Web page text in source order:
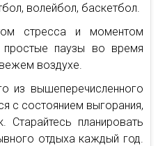
волейбол, баскетбол.
стресса и моментом
простые паузы во время
воздухе.
из вышеперечисленного
с состоянием выгорания,
Старайтесь планировать
отдыха каждый год.